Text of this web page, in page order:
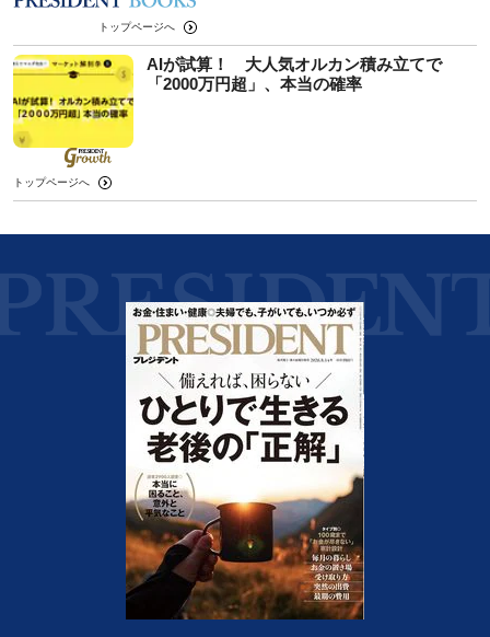
トップページへ
AIが試算！ 大人気オルカン積み立てで
「2000万円超」、本当の確率
トップページへ